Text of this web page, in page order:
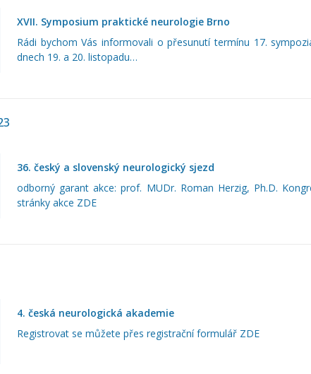
XVII. Symposium praktické neurologie Brno
Rádi bychom Vás informovali o přesunutí termínu 17.
dnech 19. a 20. listopadu…
36. český a slovenský neurologický sjezd
odborný garant akce: prof. MUDr. Roman Herzig, Ph.D.
stránky akce ZDE
4. česká neurologická akademie
Registrovat se můžete přes registrační formulář ZDE